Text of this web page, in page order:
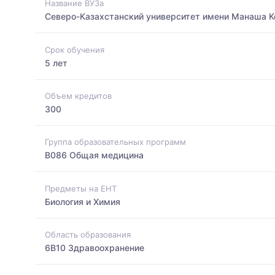
Название ВУЗа
Северо-Казахстанский университет имени Манаша
Срок обучения
5 лет
Объем кредитов
300
Группа образовательных программ
B086 Общая медицина
Предметы на ЕНТ
Биология и Химия
Область образования
6B10 Здравоохранение